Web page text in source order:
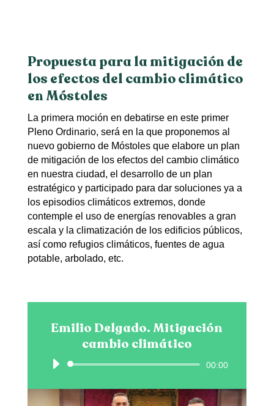
Propuesta para la mitigación de
los efectos del cambio climático
en Móstoles
La primera moción en debatirse en este primer
Pleno Ordinario, será en la que proponemos al
nuevo gobierno de Móstoles que elabore un plan
de mitigación de los efectos del cambio climático
en nuestra ciudad, el desarrollo de un plan
estratégico y participado para dar soluciones ya a
los episodios climáticos extremos, donde
contemple el uso de energías renovables a gran
escala y la climatización de los edificios públicos,
así como refugios climáticos, fuentes de agua
potable, arbolado, etc.
Emilio Delgado. Mitigación
cambio climático
Reproductor
audio
00:00